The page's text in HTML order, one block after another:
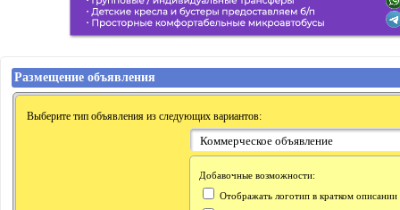
Размещение объявления
Выберите тип объявления из следующих вариантов:
Добавочные возможности:
Отображать логотип в кратком